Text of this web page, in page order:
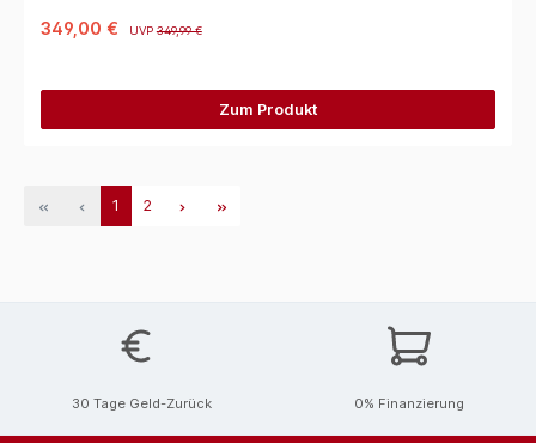
349,00 € UVP349,99 €
Zum Produkt
1 2
30 Tage Geld-Zurück 0% Finanzierung